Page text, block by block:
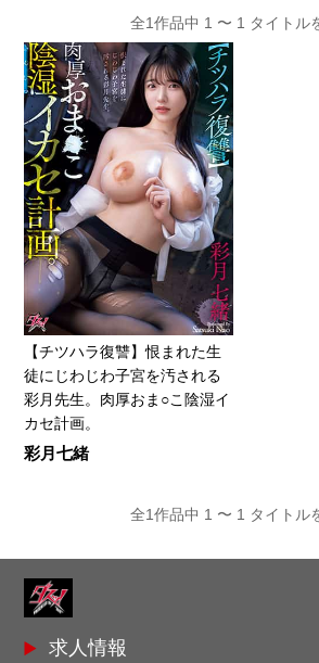
全1作品中 1 〜 1 タイトル
【チツハラ復讐】恨まれた生
徒にじわじわ子宮を汚される
彩月先生。肉厚おま○こ陰湿イ
カセ計画。
彩月七緒
全1作品中 1 〜 1 タイトル
求人情報